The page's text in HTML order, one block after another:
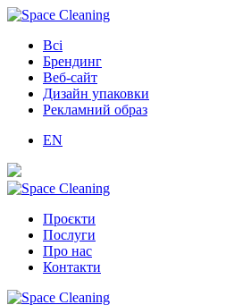
Всі
Брендинг
Веб-сайт
Дизайн упаковки
Рекламний образ
EN
Проєкти
Послуги
Про нас
Контакти